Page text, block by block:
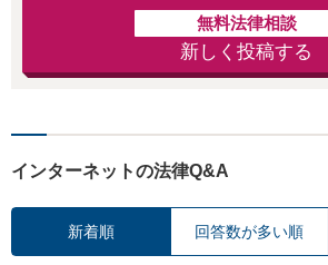
無料法律相談
新しく投稿する
インターネットの法律Q&A
新着順 回答数が多い順